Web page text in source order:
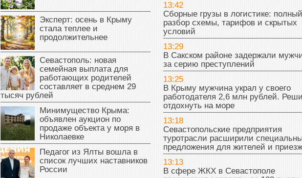
Эксперт: осень в Крыму
стала теплее и
продолжительнее
Севастополь: новая
семейная выплата для
работающих родителей
составляет в среднем 29
тысяч рублей
Минимущество Крыма:
объявлен аукцион по
продаже объекта у моря в
Николаевке
Педагог из Ялты вошла в
список лучших наставников
России
13:42
Сборные грузы в логистике: полный
разбор схемы, тарифов и скрытых
условий
13:29
В Сакском районе задержали
за серию преступлений
13:25
В Крыму мужчина украл у своего
работодателя 2,6 млн рублей.
отдохнуть на море
13:18
Севастопольские предприятия
туротрасли расширили
предложения для жителей и
13:13
В сфере ЖКХ в Севастополе